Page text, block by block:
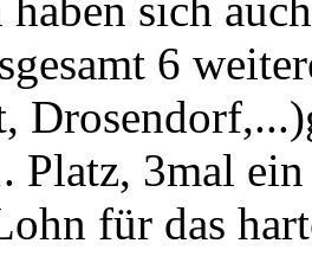
sich
6
Platz, 3mal
für das